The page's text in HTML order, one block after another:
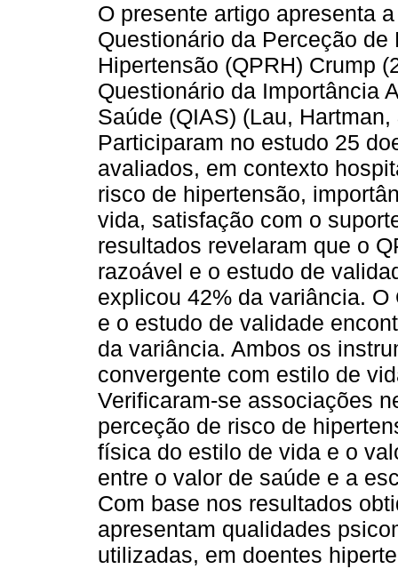
O presente artigo apresenta
Questionário da Perceção de
Hipertensão (QPRH) Crump
Questionário da Importância
Saúde (QIAS) (Lau,
Participaram no estudo 25
avaliados, em contexto
risco de hipertensão,
vida, satisfação com o
resultados revelaram que o
razoável e o estudo de
explicou 42% da variância.
e o estudo de validade
da variância. Ambos os
convergente com estilo de
Verificaram-se associações
perceção de risco de
física do estilo de vida e o
entre o valor de saúde e a
Com base nos resultados
apresentam qualidades
utilizadas, em doentes